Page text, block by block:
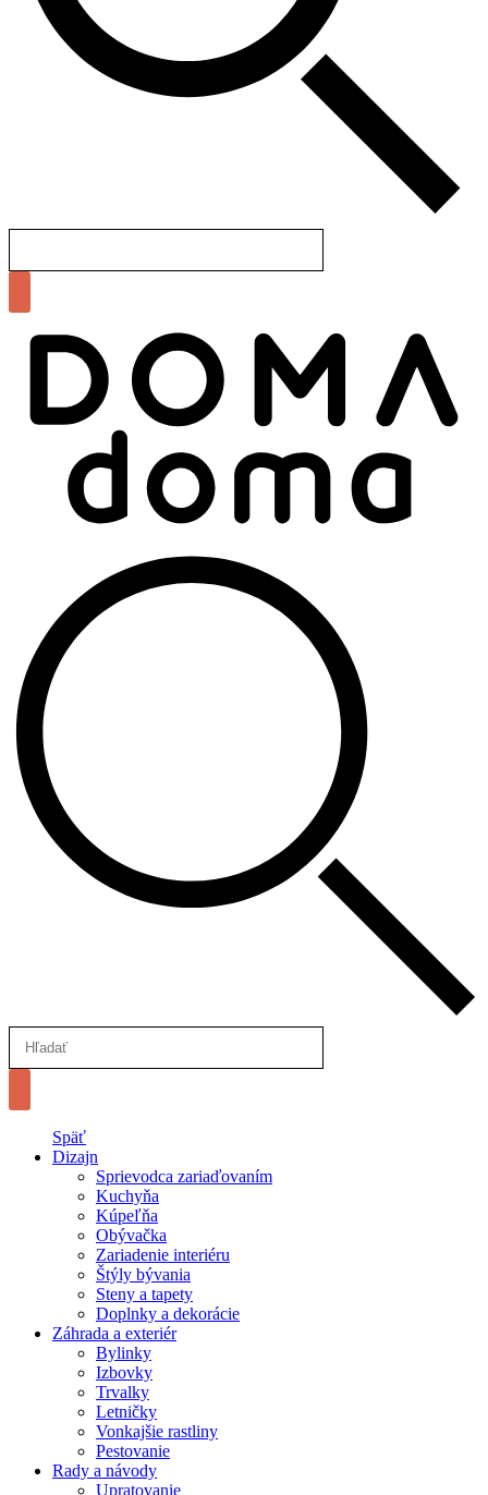
Späť
Dizajn
Sprievodca zariaďovaním
Kuchyňa
Kúpeľňa
Obývačka
Zariadenie interiéru
Štýly bývania
Steny a tapety
Doplnky a dekorácie
Záhrada a exteriér
Bylinky
Izbovky
Trvalky
Letničky
Vonkajšie rastliny
Pestovanie
Rady a návody
Upratovanie